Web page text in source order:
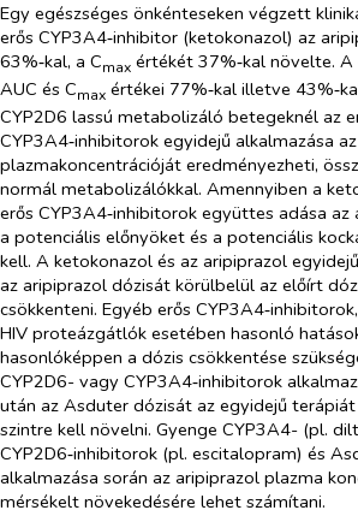
Egy egészséges önkénteseken végzett
erős CYP3A4‑inhibitor (ketokonazol) az
63%‑kal, a Cmax értékét 37%‑kal növelte.
AUC és Cmax értékei 77%‑kal illetve
CYP2D6 lassú metabolizáló betegeknél az
CYP3A4‑inhibitorok egyidejű alkalmazása
plazmakoncentrációját eredményezheti,
normál metabolizálókkal. Amennyiben a
erős CYP3A4‑inhibitorok együttes adása
a potenciális előnyöket és a potenciális
kell. A ketokonazol és az aripiprazol
az aripiprazol dózisát körülbelül az előírt
csökkenteni. Egyéb erős
HIV proteázgátlók esetében hasonló
hasonlóképpen a dózis csökkentése
CYP2D6- vagy CYP3A4‑inhibitorok
után az Asduter dózisát az egyidejű
szintre kell növelni. Gyenge CYP3A4- (pl.
CYP2D6‑inhibitorok (pl. escitalopram) és
alkalmazása során az aripiprazol plazma
mérsékelt növekedésére lehet számítani.